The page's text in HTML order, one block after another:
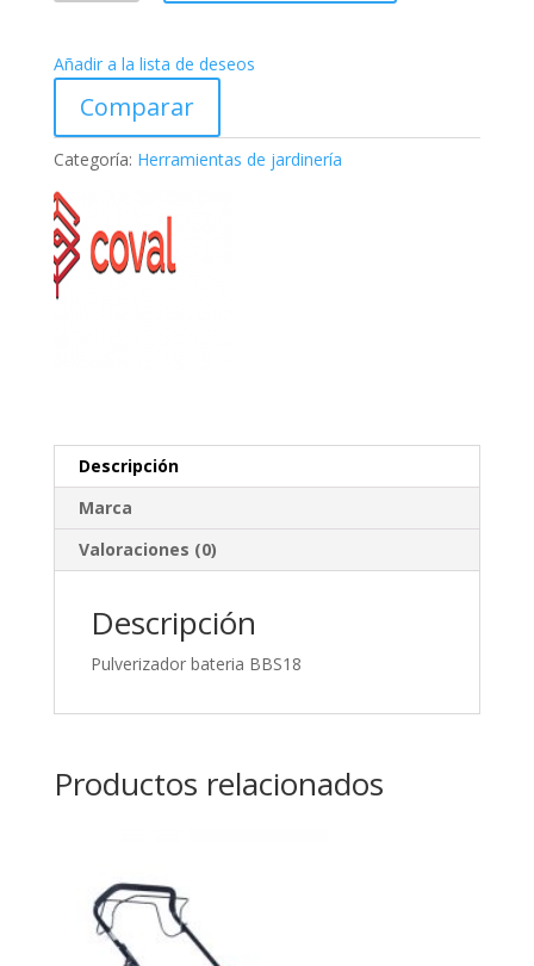
Añadir a la lista de deseos
Comparar
Categoría: Herramientas de jardinería
Descripción
Marca
Valoraciones (0)
Descripción
Pulverizador bateria BBS18
Productos relacionados